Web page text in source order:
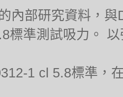
內部研究資料，
標準測試吸力。
1 cl 5.8標準，